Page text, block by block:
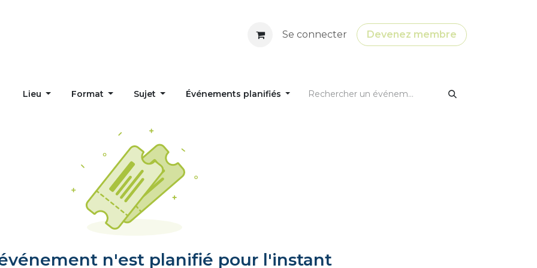
Se connecter Devenez membre
Lieu Format Sujet Événements planifiés
n'est planifié pour l'instant